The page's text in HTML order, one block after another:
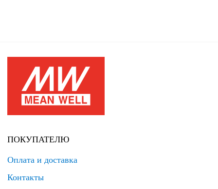
ПОКУПАТЕЛЮ
Оплата и доставка
Контакты